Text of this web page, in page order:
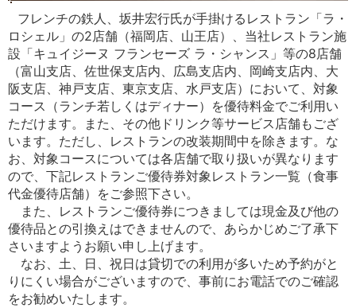
フレンチの鉄人、坂井宏行氏が手掛けるレストラン「ラ・
ロシェル」の2店舗（福岡店、山王店）、当社レストラン施
設「キュイジーヌ フランセーズ ラ・シャンス」等の8店舗
（富山支店、佐世保支店内、広島支店内、岡崎支店内、大
阪支店、神戸支店、東京支店、水戸支店）において、対象
コース（ランチ若しくはディナー）を優待料金でご利用い
ただけます。また、その他ドリンク等サービス店舗もござ
います。ただし、レストランの改装期間中を除きます。な
お、対象コースについては各店舗で取り扱いが異なります
ので、下記レストランご優待券対象レストラン一覧（食事
代金優待店舗）をご参照下さい。
また、レストランご優待券につきましては現金及び他の
優待品との引換えはできませんので、あらかじめご了承下
さいますようお願い申し上げます。
なお、土、日、祝日は貸切での利用が多いため予約がと
りにくい場合がございますので、事前にお電話でのご確認
をお勧めいたします。